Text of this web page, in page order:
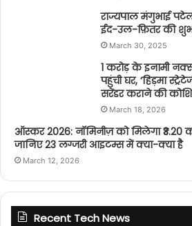
राज्यपाल मंगुभाई
ईद-उल-फ़ितर की
March 30, 2025
1 करोड़ के इनामी
पहुंची घर, ‘हिड़मा
सरेंडर कराने की
March 18, 2026
ऑस्कर 2026: नॉमिनीज़ को मिलेगा ₹3.20
जानिए 23 लग्जरी आइटम्स में क्या-क्या है
March 12, 2026
Recent Tech News